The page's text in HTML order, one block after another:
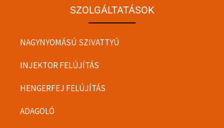
SZOLGÁLTATÁSOK
NAGYNYOMÁSÚ SZIVATTYÚ
INJEKTOR FELÚJÍTÁS
HENGERFEJ FELÚJÍTÁS
ADAGOLÓ